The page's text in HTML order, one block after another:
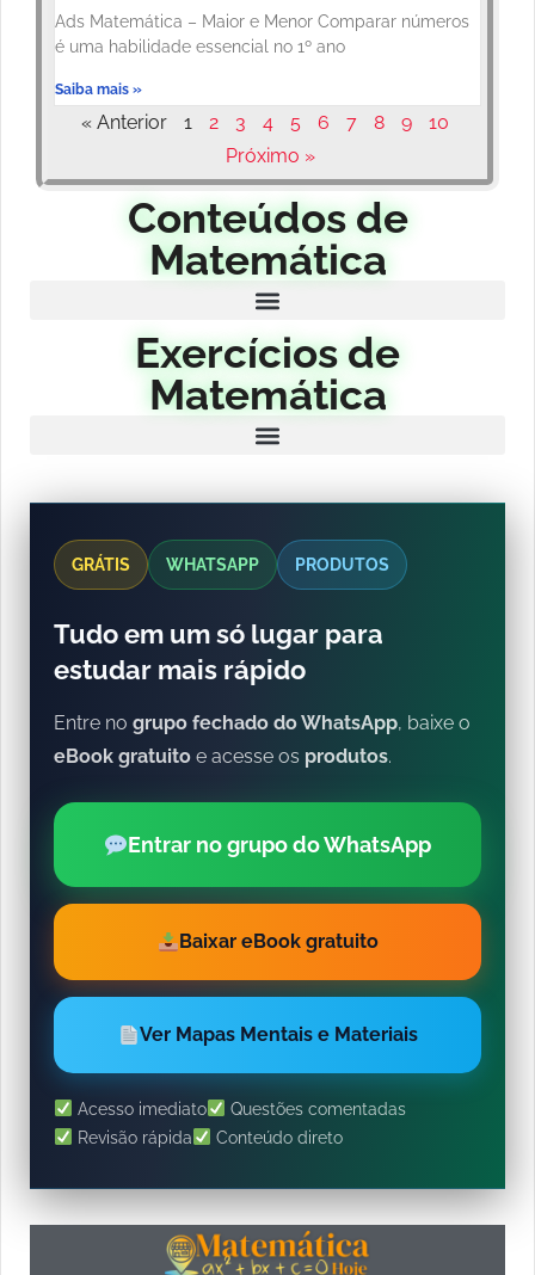
Ads Matemática – Maior e Menor Comparar números
é uma habilidade essencial no 1º ano
Saiba mais »
« Anterior 1 2 3 4 5 6 7 8 9
10
Próximo »
Conteúdos de
Matemática
Exercícios de
Matemática
GRÁTIS WHATSAPP PRODUTOS
Tudo em um só lugar para
estudar mais rápido
Entre no grupo fechado do WhatsApp, baixe o
eBook gratuito e acesse os produtos.
Entrar no grupo do WhatsApp
Baixar eBook gratuito
Ver Mapas Mentais e Materiais
Acesso imediato
Questões comentadas
Revisão rápida
Conteúdo direto